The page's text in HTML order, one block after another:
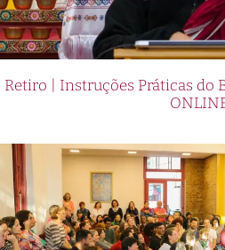
Retiro | Instruções Práticas do